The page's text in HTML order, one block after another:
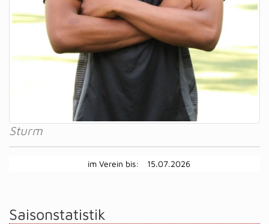
Sturm
im Verein bis: 15.07.2026
Saisonstatistik